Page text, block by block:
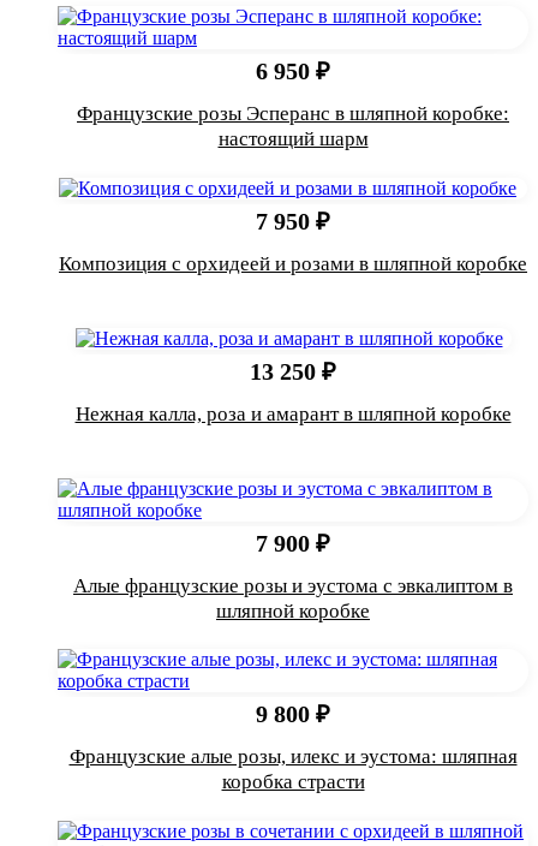
6 950 ₽
Французские розы Эсперанс в шляпной коробке:
настоящий шарм
7 950 ₽
Композиция с орхидеей и розами в шляпной коробке
13 250 ₽
Нежная калла, роза и амарант в шляпной коробке
7 900 ₽
Алые французские розы и эустома с эвкалиптом в
шляпной коробке
9 800 ₽
Французские алые розы, илекс и эустома: шляпная
коробка страсти